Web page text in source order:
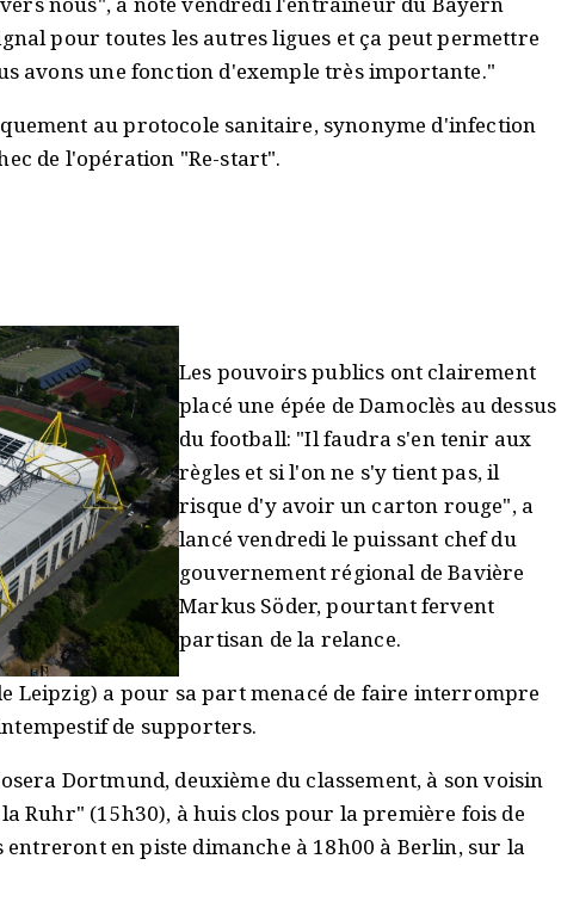
pour toutes les autres ligues et ça peut permettre
avons une fonction d'exemple très importante."
au protocole sanitaire, synonyme d'infection
de l'opération "Re-start".
Les pouvoirs publics ont clairement
placé une épée de Damoclès au dessus
du football: "Il faudra s'en tenir aux
règles et si l'on ne s'y tient pas, il
risque d'y avoir un carton rouge", a
lancé vendredi le puissant chef du
gouvernement régional de Bavière
Markus Söder, pourtant fervent
partisan de la relance.
Leipzig) a pour sa part menacé de faire interrompre
de supporters.
Dortmund, deuxième du classement, à son voisin
Ruhr" (15h30), à huis clos pour la première fois de
en piste dimanche à 18h00 à Berlin, sur la